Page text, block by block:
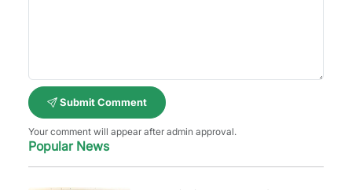
Submit Comment
Your comment will appear after admin approval.
Popular News